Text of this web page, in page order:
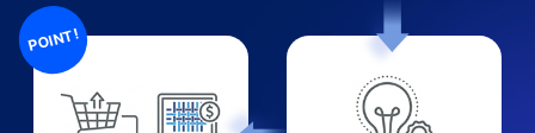
POINT!